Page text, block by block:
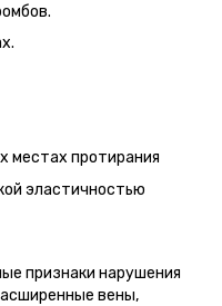
местах протирания
эластичностью
признаки нарушения
вены,